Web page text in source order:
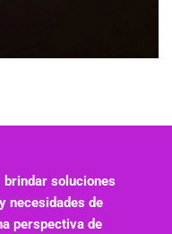
soluciones
necesidades de
perspectiva de